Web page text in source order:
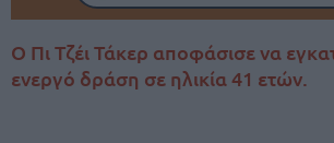
Ο Πι Τζέι Τάκερ αποφάσισε να
ενεργό δράση σε ηλικία 41 ετών.